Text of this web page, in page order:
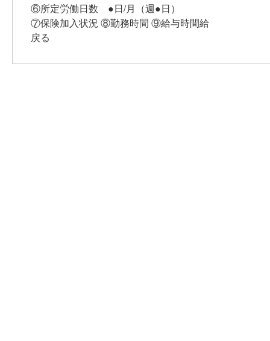
⑥所定労働日数 ●日/月（週●日）
⑦保険加入状況 ⑧勤務時間 ⑨給与時間給
戻る